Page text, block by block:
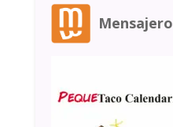
Mensajero